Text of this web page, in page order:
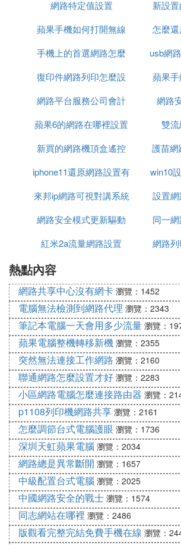
1 關掉防火牆
2 開啟guest用戶
3 吧用戶組調到同一個組
右擊-我的電腦-屬性-計算機名-更改-
稱一致，否則發現不了計算機
4 添加共享服務
打開本地連接的屬性，添加服務
1）用戶權利指派--網路訪問項刪除
2）安全選項--網路訪問--共享，安全
式
ok 共享可以了 不行重啟電腦試下
列印機共享
1直接添加列印機，是網路列印機，
項，添加列印機，選網路列印機，
會發現工作組里的共享的列印機，
須共享，否則發現不了）選擇 確定
可以了
2要不系統看不到組的列印機，你必
格式---（引用）機器A和機器B在同一
A裝有列印機，B無
網路安全
無
網路特定值設置
新設
蘋果手機如何打開無線
網路設置方法
怎麼
手機上的首選網路怎麼
設置
usb網
復印件網路列印怎麼設
置
蘋果
網路平台服務公司會計
科目設置
網路
蘋果6的網路在哪裡設置
密碼
雙
新買的網路機頂盒遙控
器怎麼設置
護苗網
iphone11還原網路設置有
沒有影響
win10
來邦ip網路可視對講系統
設置
設置
設置
網路安全模式更新驅動
同一
紅米2a流量網路設置
網路
熱點內容
網路共享中心沒有網卡 瀏覽：1452
電腦無法檢測到網路代理 瀏覽：2343
筆記本電腦一天會用多少流量 瀏覽：
蘋果電腦整機轉移新機 瀏覽：2355
突然無法連接工作網路 瀏覽：2160
聯通網路怎麼設置才好 瀏覽：2283
小區網路電腦怎麼連接路由器 瀏覽：
p1108列印機網路共享 瀏覽：2161
怎麼調節台式電腦護眼 瀏覽：1736
深圳天虹蘋果電腦 瀏覽：2034
網路總是異常斷開 瀏覽：1657
中級配置台式電腦 瀏覽：2025
中國網路安全的戰士 瀏覽：1574
同志網站在哪裡 瀏覽：2486
版觀看完整完結免費手機在線 瀏覽：